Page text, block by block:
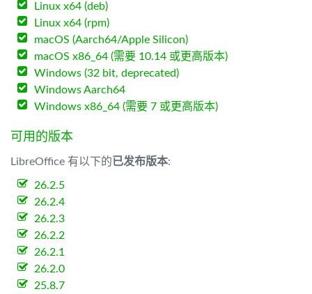
Linux x64 (deb)
Linux x64 (rpm)
macOS (Aarch64/Apple Silicon)
macOS x86_64 (需要 10.14 或更高版本)
Windows (32 bit, deprecated)
Windows Aarch64
Windows x86_64 (需要 7 或更高版本)
可用的版本
LibreOffice 有以下的已发布版本:
26.2.5
26.2.4
26.2.3
26.2.2
26.2.1
26.2.0
25.8.7